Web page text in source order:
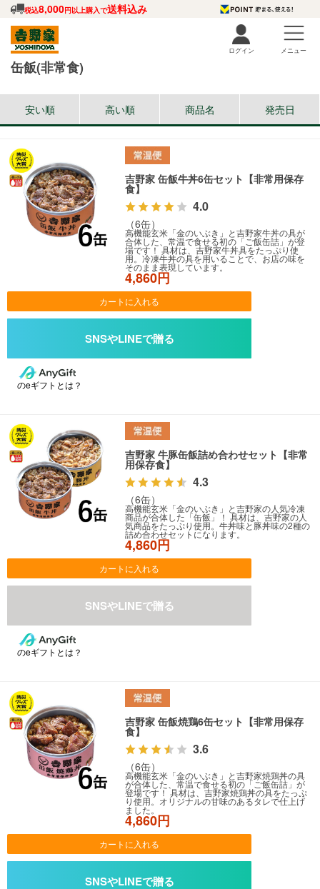
税込8,000円以上購入で送料込み
ログイン メニュー
缶飯(非常食)
安い順 高い順 商品名 発売日
吉野家 缶飯牛丼6缶セット【非常用保存
食】
4.0
（6缶）
高機能玄米「金のいぶき」と吉野家牛丼の具が
合体した、常温で食せる初の「ご飯缶詰」が登
場です！ 具材は、吉野家牛丼具をたっぷり使
用。冷凍牛丼の具を用いることで、お店の味を
そのまま表現しています。
4,860円
カートに入れる
のeギフトとは？
吉野家 牛豚缶飯詰め合わせセット【非常
用保存食】
4.3
（6缶）
高機能玄米「金のいぶき」と吉野家の人気冷凍
商品が合体した「缶飯」！ 具材は、吉野家の人
気商品をたっぷり使用。牛丼味と豚丼味の2種の
詰め合わせセットになります。
4,860円
カートに入れる
のeギフトとは？
吉野家 缶飯焼鶏6缶セット【非常用保存
食】
3.6
（6缶）
高機能玄米「金のいぶき」と吉野家焼鶏丼の具
が合体した、常温で食せる初の「ご飯缶詰」が
登場です！ 具材は、吉野家焼鶏丼の具をたっぷ
り使用。オリジナルの甘味のあるタレで仕上げ
ました。
4,860円
カートに入れる